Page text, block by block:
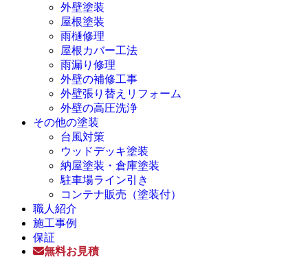
外壁塗装
屋根塗装
雨樋修理
屋根カバー工法
雨漏り修理
外壁の補修工事
外壁張り替えリフォーム
外壁の高圧洗浄
その他の塗装
台風対策
ウッドデッキ塗装
納屋塗装・倉庫塗装
駐車場ライン引き
コンテナ販売（塗装付）
職人紹介
施工事例
保証
無料お見積